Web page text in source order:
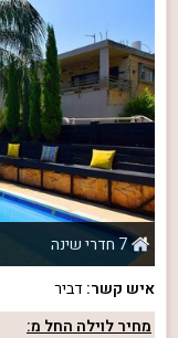
7 חדרי שינה
איש קשר: דביר
מחיר לוילה החל מ: